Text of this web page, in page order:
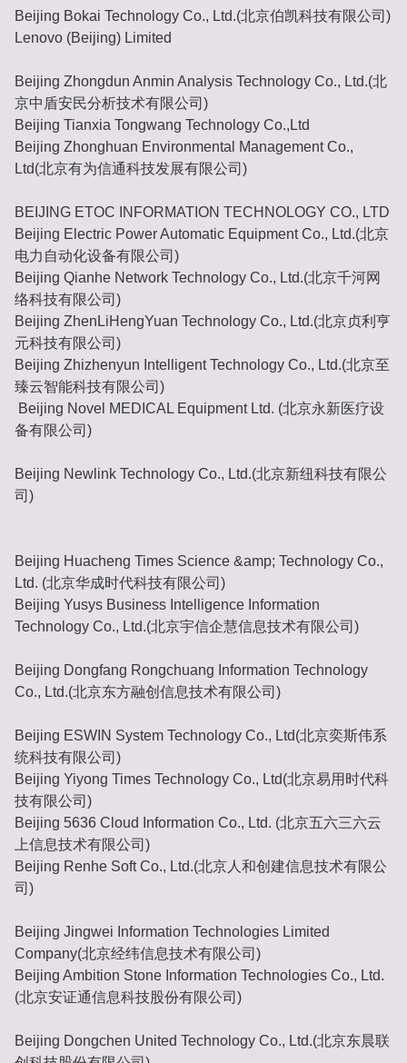
Beijing Bokai Technology Co., Ltd.(北京伯凯科技有限公司)
Lenovo (Beijing) Limited
Beijing Zhongdun Anmin Analysis Technology Co., Ltd.(北
京中盾安民分析技术有限公司)
Beijing Tianxia Tongwang Technology Co.,Ltd
Beijing Zhonghuan Environmental Management Co.,
Ltd(北京有为信通科技发展有限公司)
BEIJING ETOC INFORMATION TECHNOLOGY CO., LTD
Beijing Electric Power Automatic Equipment Co., Ltd.(北京
电力自动化设备有限公司)
Beijing Qianhe Network Technology Co., Ltd.(北京千河网
络科技有限公司)
Beijing ZhenLiHengYuan Technology Co., Ltd.(北京贞利亨
元科技有限公司)
Beijing Zhizhenyun Intelligent Technology Co., Ltd.(北京至
臻云智能科技有限公司)
Beijing Novel MEDICAL Equipment Ltd. (北京永新医疗设
备有限公司)
Beijing Newlink Technology Co., Ltd.(北京新纽科技有限公
司)
Beijing Huacheng Times Science &amp; Technology Co.,
Ltd. (北京华成时代科技有限公司)
Beijing Yusys Business Intelligence Information
Technology Co., Ltd.(北京宇信企慧信息技术有限公司)
Beijing Dongfang Rongchuang Information Technology
Co., Ltd.(北京东方融创信息技术有限公司)
Beijing ESWIN System Technology Co., Ltd(北京奕斯伟系
统科技有限公司)
Beijing Yiyong Times Technology Co., Ltd(北京易用时代科
技有限公司)
Beijing 5636 Cloud Information Co., Ltd. (北京五六三六云
上信息技术有限公司)
Beijing Renhe Soft Co., Ltd.(北京人和创建信息技术有限公
司)
Beijing Jingwei Information Technologies Limited
Company(北京经纬信息技术有限公司)
Beijing Ambition Stone Information Technologies Co., Ltd.
(北京安证通信息科技股份有限公司)
Beijing Dongchen United Technology Co., Ltd.(北京东晨联